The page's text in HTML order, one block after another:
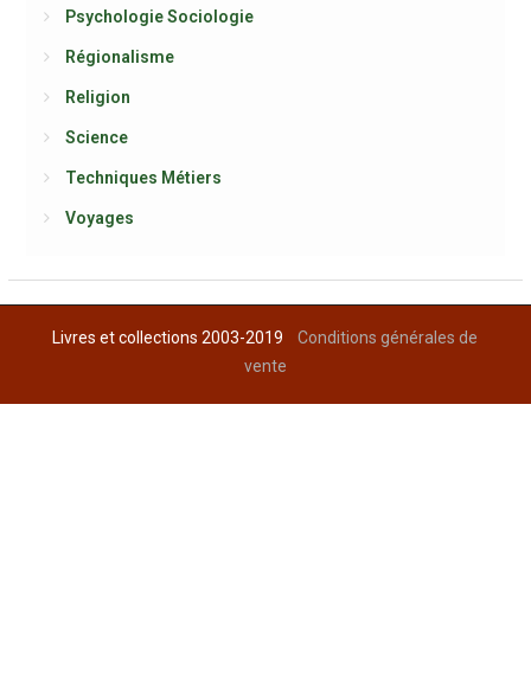
Psychologie Sociologie
Régionalisme
Religion
Science
Techniques Métiers
Voyages
Livres et collections 2003-2019Conditions générales de
vente